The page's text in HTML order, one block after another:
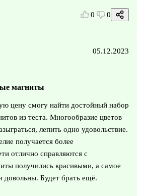
0 0
05.12.2023
магниты
цену смогу найти достойный набор
из теста. Многообразие цветов
лепить одно удовольствие.
получается более
отлично справляются с
получились красивыми, а самое
довольны. Будет брать ещё.